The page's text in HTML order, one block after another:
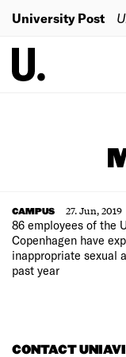
University Post
CAMPUS
27. Jun, 2019
86 employees of the
Copenhagen have
inappropriate sexual
past year
CONTACT